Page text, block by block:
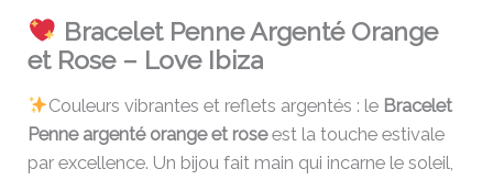
Bracelet Penne Argenté Orange
et Rose – Love Ibiza
Couleurs vibrantes et reflets argentés : le Bracelet
Penne argenté orange et roseest la touche estivale
par excellence. Un bijou fait main qui incarne le soleil,